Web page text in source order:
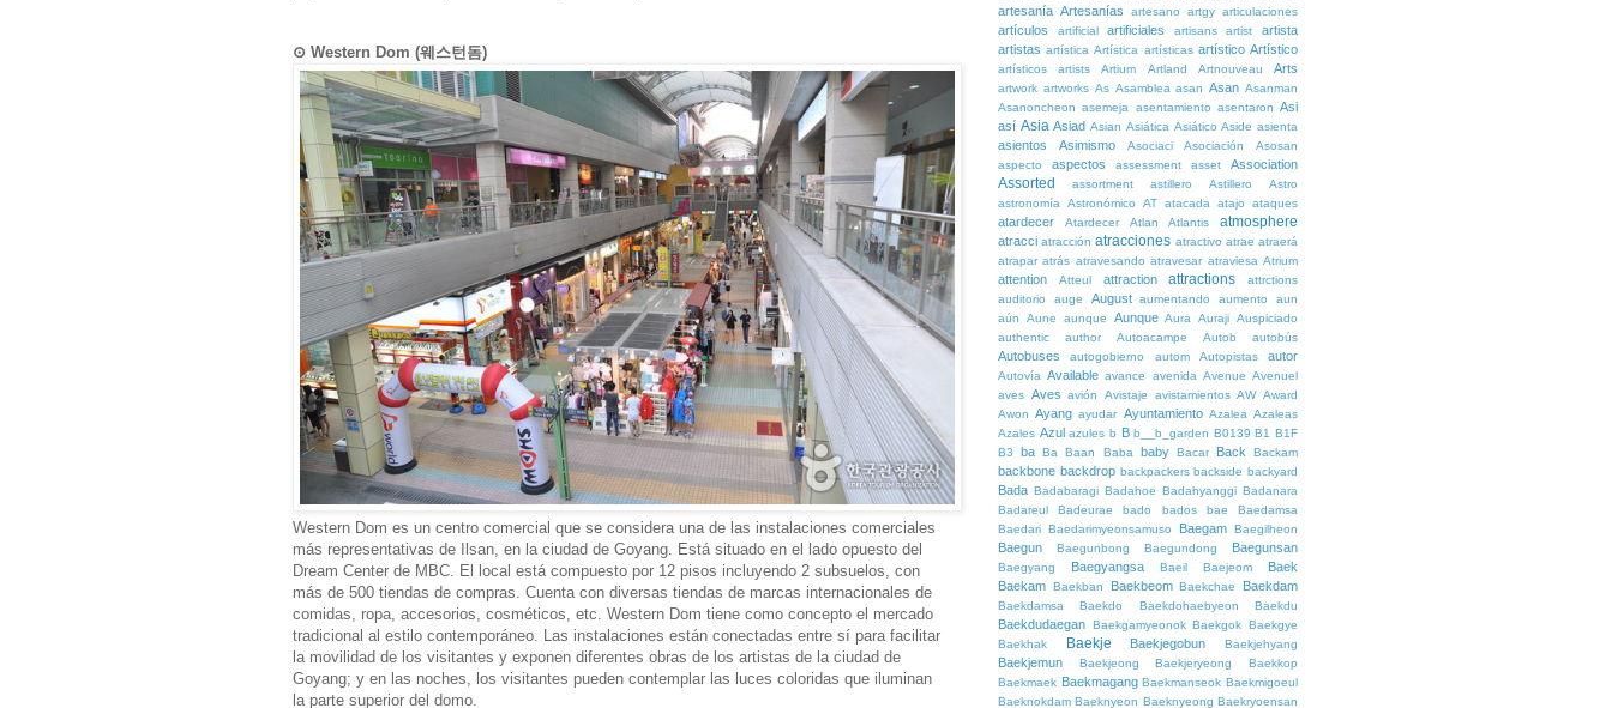
⊙ Western Dom (웨스턴돔)
Western Dom es un centro comercial que se considera una de las instalaciones comerciales
más representativas de Ilsan, en la ciudad de Goyang. Está situado en el lado opuesto del
Dream Center de MBC. El local está compuesto por 12 pisos incluyendo 2 subsuelos, con
más de 500 tiendas de compras. Cuenta con diversas tiendas de marcas internacionales de
comidas, ropa, accesorios, cosméticos, etc. Western Dom tiene como concepto el mercado
tradicional al estilo contemporáneo. Las instalaciones están conectadas entre sí para facilitar
la movilidad de los visitantes y exponen diferentes obras de los artistas de la ciudad de
Goyang; y en las noches, los visitantes pueden contemplar las luces coloridas que iluminan
la parte superior del domo.
artesanía Artesanías artesano artgy articulaciones
artículos artificial artificiales artisans artist
artista
artistas artística Artística artísticas artístico Artístico
artísticos artists Artium Artland Artnouveau Arts
artwork artworks As Asamblea asan Asan Asanman
Asanoncheon asemeja asentamiento asentaron Asi
así Asia Asiad Asian Asiática Asiático Aside asienta
asientos Asimismo Asociaci Asociación
Asosan
aspecto
aspectos assessment asset Association
Assorted assortment astillero Astillero
Astro
astronomía
Astronómico AT atacada atajo ataques
atardecer Atardecer Atlan Atlantis atmosphere
atracci atracción atracciones atractivo atrae atraerá
atrapar atrás atravesando atravesar atraviesa Atrium
attention Atteul attraction attractions
attrctions
auditorio
auge August aumentando aumento
aun
aún
Aune aunque Aunque Aura Auraji Auspiciado
authentic
author Autoacampe Autob autobús
Autobuses autogobierno autom Autopistas autor
Autovía Available avance avenida Avenue Avenuel
aves Aves avión Avistaje avistamientos AW Award
Awon Ayang ayudar Ayuntamiento Azalea Azaleas
Azales Azul azules b B b__b_garden B0139 B1 B1F
B3
ba Ba Baan Baba baby Bacar Back Backam
backbone backdrop backpackers backside backyard
Bada Badabaragi Badahoe Badahyanggi Badanara
Badareul
Badeurae bado bados bae
Baedamsa
Baedari Baedarimyeonsamuso Baegam Baegilheon
Baegun Baegunbong Baegundong Baegunsan
Baegyang Baegyangsa Baeil Baejeom
Baek
Baekam Baekban Baekbeom Baekchae Baekdam
Baekdamsa Baekdo Baekdohaebyeon Baekdu
Baekdudaegan Baekgamyeonok Baekgok Baekgye
Baekhak
Baekje Baekjegobun Baekjehyang
Baekjemun Baekjeong Baekjeryeong
Baekkop
Baekmaek Baekmagang Baekmanseok Baekmigoeul
Baeknokdam Baeknyeon Baeknyeong Baekryoensan